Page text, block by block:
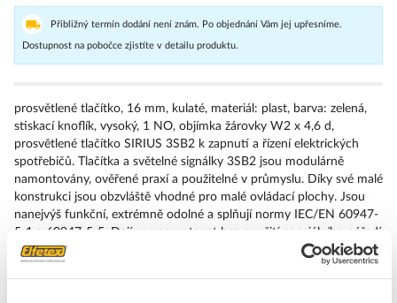
Přibližný termín dodání není znám. Po objednání Vám jej upřesníme.
Dostupnost na pobočce zjistíte v detailu produktu.
prosvětlené tlačítko, 16 mm, kulaté, materiál: plast, barva: zelená,
stiskací knoflík, vysoký, 1 NO, objímka žárovky W2 x 4,6 d,
prosvětlené tlačítko SIRIUS 3SB2 k zapnutí a řízení elektrických
spotřebičů. Tlačítka a světelné signálky 3SB2 jsou modulárně
namontovány, ověřené praxí a použitelné v průmyslu. Díky své malé
konstrukci jsou obzvláště vhodné pro malé ovládací plochy. Jsou
nanejvýš funkční, extrémně odolné a splňují normy IEC/EN 60947-
5-1 a 60947-5-5. Dají se namontovat bez použití speciálního nářadí
a ve vysoké hustotě uspořádání. Dodáváme tato provedení: více
barev, prosvětlené/neprosvětlené, s popiskem/bez popisku,